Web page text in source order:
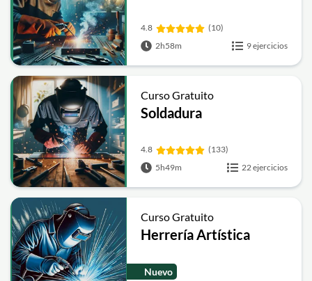
4.8
(10)
2h58m
9 ejercicios
Curso Gratuito
Soldadura
4.8
(133)
5h49m
22 ejercicios
Curso Gratuito
Herrería Artística
Nuevo